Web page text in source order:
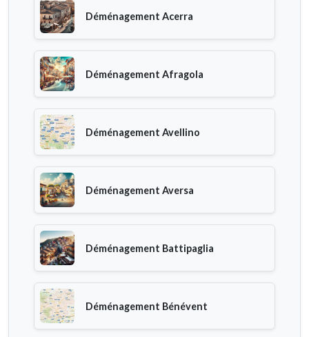
Déménagement Acerra
Déménagement Afragola
Déménagement Avellino
Déménagement Aversa
Déménagement Battipaglia
Déménagement Bénévent